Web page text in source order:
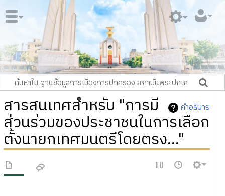
คำอธิบาย
สารสนเทศสำหรับ "การมี
ส่วนร่วมของประชาชนในการเลือก
ตั้งนายกเทศมนตรีโดยตรง..."